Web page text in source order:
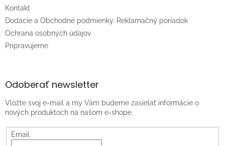
Kontakt
Dodacie a Obchodné podmienky. Reklamačný poriadok
Ochrana osobných údajov
Pripravujeme
Odoberať newsletter
Vložte svoj e-mail a my Vám budeme zasielať informácie o
nových produktoch na našom e-shope.
Email